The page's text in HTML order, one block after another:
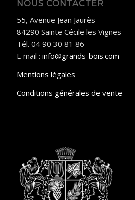
NOUS CONTACTER
55, Avenue Jean Jaurès
84290 Sainte Cécile les Vignes
Tél. 04 90 30 81 86
E mail : info@grands-bois.com
Mentions légales
Conditions générales de vente